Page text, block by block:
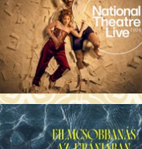
20:00 Fábri terem
KESERŰ KARÁCSONY (16)
20:30 Díszterem
A GYŰLÖLET (16)